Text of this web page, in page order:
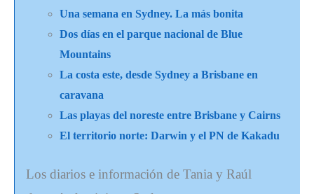
Una semana en Sydney. La más bonita
Dos días en el parque nacional de Blue
Mountains
La costa este, desde Sydney a Brisbane en
caravana
Las playas del noreste entre Brisbane y Cairns
El territorio norte: Darwin y el PN de Kakadu
Los diarios e información de Tania y Raúl